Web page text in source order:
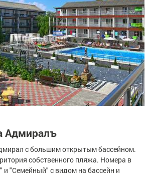
Адмиралъ
с большим открытым бассейном.
собственного пляжа. Номера в
и "Семейный" с видом на бассейн и